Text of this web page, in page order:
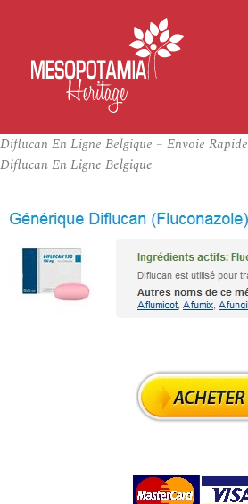
Diflucan En Ligne Belgique – Envoie Rapide
Diflucan En Ligne Belgique